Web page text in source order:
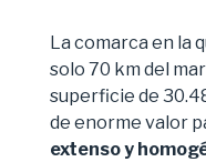
La comarca en la
solo 70 km del
superficie de
de enorme valor
extenso y